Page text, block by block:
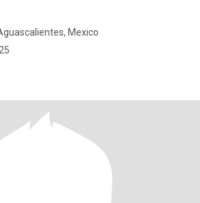
Mexico